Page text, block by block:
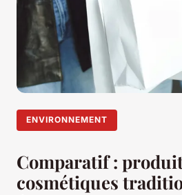
ENVIRONNEMENT
Comparatif :
cosmétiques